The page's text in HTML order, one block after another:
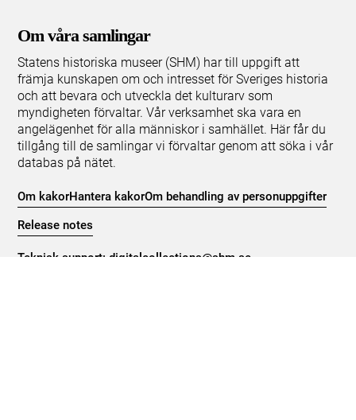
Om våra samlingar
Statens historiska museer (SHM) har till uppgift att
främja kunskapen om och intresset för Sveriges historia
och att bevara och utveckla det kulturarv som
myndigheten förvaltar. Vår verksamhet ska vara en
angelägenhet för alla människor i samhället. Här får du
tillgång till de samlingar vi förvaltar genom att söka i vår
databas på nätet.
Om kakorHantera kakorOm behandling av personuppgifter
Release notes
Teknisk support: digitalcollections@shm.se